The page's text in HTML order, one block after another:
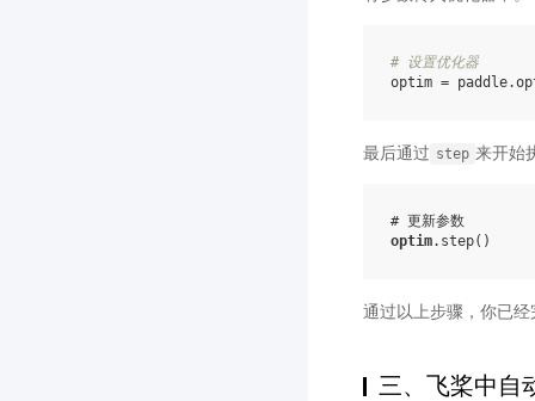
# 设置优化器
optim = paddle.
最后通过 step 来开始
# 更新参数
optim. step()
通过以上步骤，你已
三、飞桨中自